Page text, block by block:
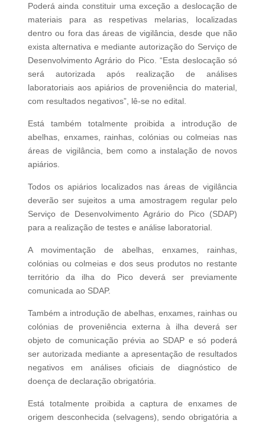
Poderá ainda constituir uma exceção a deslocação de
materiais para as respetivas melarias, localizadas
dentro ou fora das áreas de vigilância, desde que não
exista alternativa e mediante autorização do Serviço de
Desenvolvimento Agrário do Pico. “Esta deslocação só
será autorizada após realização de análises
laboratoriais aos apiários de proveniência do material,
com resultados negativos”, lê-se no edital.
Está também totalmente proibida a introdução de
abelhas, enxames, rainhas, colónias ou colmeias nas
áreas de vigilância, bem como a instalação de novos
apiários.
Todos os apiários localizados nas áreas de vigilância
deverão ser sujeitos a uma amostragem regular pelo
Serviço de Desenvolvimento Agrário do Pico (SDAP)
para a realização de testes e análise laboratorial.
A movimentação de abelhas, enxames, rainhas,
colónias ou colmeias e dos seus produtos no restante
território da ilha do Pico deverá ser previamente
comunicada ao SDAP.
Também a introdução de abelhas, enxames, rainhas ou
colónias de proveniência externa à ilha deverá ser
objeto de comunicação prévia ao SDAP e só poderá
ser autorizada mediante a apresentação de resultados
negativos em análises oficiais de diagnóstico de
doença de declaração obrigatória.
Está totalmente proibida a captura de enxames de
origem desconhecida (selvagens), sendo obrigatória a